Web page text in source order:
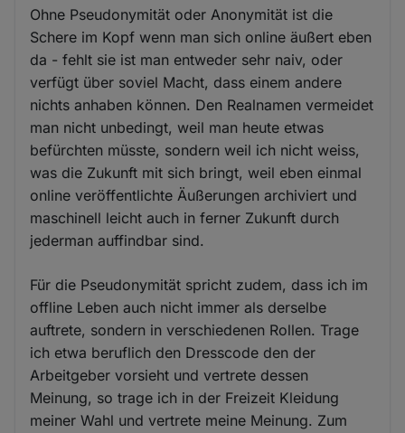
Ohne Pseudonymität oder Anonymität ist die
Schere im Kopf wenn man sich online äußert eben
da - fehlt sie ist man entweder sehr naiv, oder
verfügt über soviel Macht, dass einem andere
nichts anhaben können. Den Realnamen vermeidet
man nicht unbedingt, weil man heute etwas
befürchten müsste, sondern weil ich nicht weiss,
was die Zukunft mit sich bringt, weil eben einmal
online veröffentlichte Äußerungen archiviert und
maschinell leicht auch in ferner Zukunft durch
jederman auffindbar sind.
Für die Pseudonymität spricht zudem, dass ich im
offline Leben auch nicht immer als derselbe
auftrete, sondern in verschiedenen Rollen. Trage
ich etwa beruflich den Dresscode den der
Arbeitgeber vorsieht und vertrete dessen
Meinung, so trage ich in der Freizeit Kleidung
meiner Wahl und vertrete meine Meinung. Zum